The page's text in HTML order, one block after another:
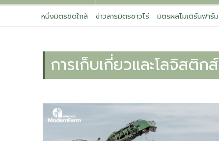
หนึ่งมิตรชิดใกล้ ข่าวสารมิตรชาวไร่ มิตรผลโมเดิร์นฟาร์ม
การเก็บเกี่ยวและโลจิสติกส์